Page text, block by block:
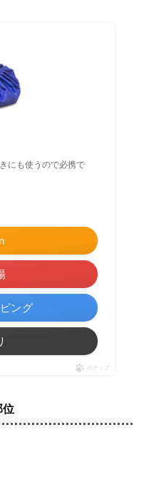
にも使うので必携で
ング
ポチップ
位